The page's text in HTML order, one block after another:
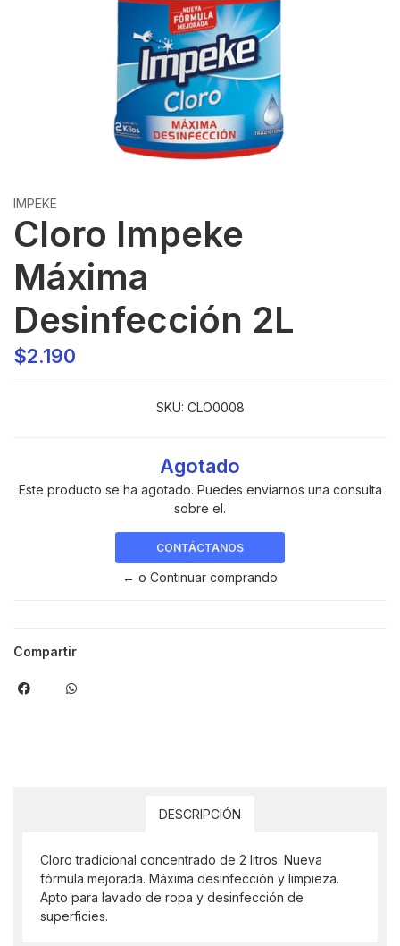
IMPEKE
Cloro Impeke
Máxima
Desinfección 2L
$2.190
SKU: CLO0008
Agotado
Este producto se ha agotado. Puedes enviarnos una consulta
sobre el.
CONTÁCTANOS
← o Continuar comprando
Compartir
DESCRIPCIÓN
Cloro tradicional concentrado de 2 litros. Nueva
fórmula mejorada. Máxima desinfección y limpieza.
Apto para lavado de ropa y desinfección de
superficies.